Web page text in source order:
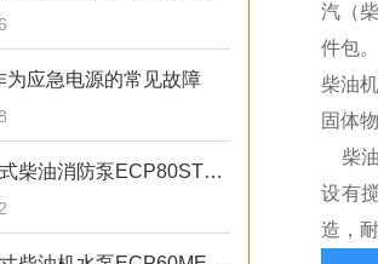
为应急电源的常见故障
应急3寸手台式柴油消防泵ECP80ST产品介绍
汽（
件包。
柴油
固体
柴油
设有
造，